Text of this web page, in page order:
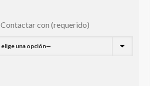
Contactar con (requerido)